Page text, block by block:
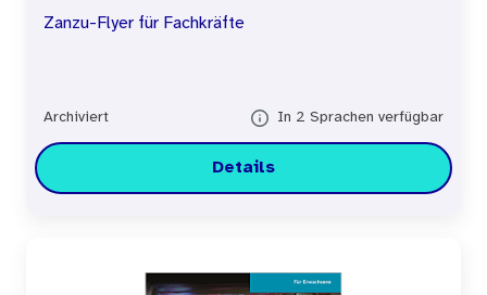
Zanzu-Flyer für Fachkräfte
Archiviert In 2 Sprachen verfügbar
Details